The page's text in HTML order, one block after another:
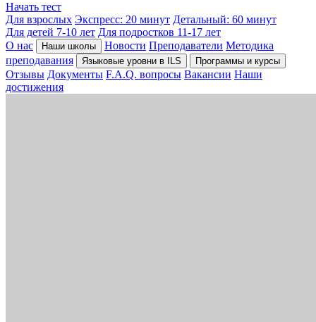
Начать тест
Для взрослых Экспресс: 20 минут Детальный: 60 минут
Для детей 7-10 лет Для подростков 11-17 лет
О нас
Наши школы Новости Преподаватели Методика
преподавания
Языковые уровни в ILS Программы и курсы
Отзывы Документы F.A.Q. вопросы Вакансии Наши
достижения